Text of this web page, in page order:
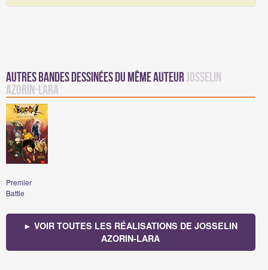
Autres Bandes Dessinées du même auteurJosselin
Azorin-Lara
Premier
Battle
► VOIR TOUTES LES RÉALISATIONS DE JOSSELIN
AZORIN-LARA